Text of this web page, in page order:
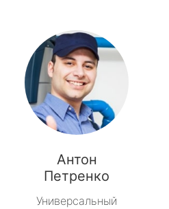
Антон
Петренко
Универсальный